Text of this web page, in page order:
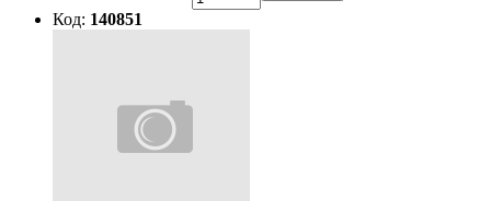
Код: 140851